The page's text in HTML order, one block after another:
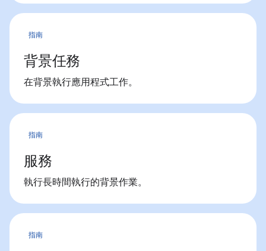
指南
背景任務
在背景執行應用程式工作。
指南
服務
執行長時間執行的背景作業。
指南